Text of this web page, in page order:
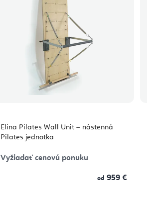
Elina Pilates Wall Unit – nástenná
Pilates jednotka
Vyžiadať cenovú ponuku
od 959 €